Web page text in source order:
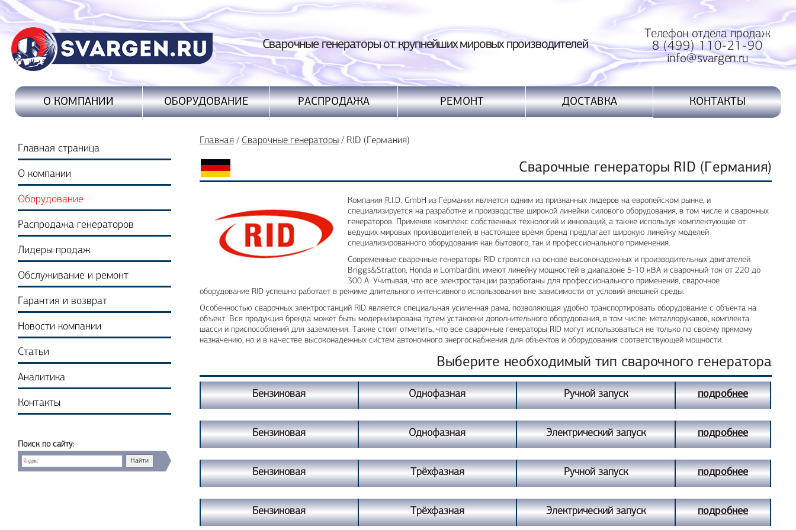
Сварочные генераторы от крупнейших мировых производителей
Телефон отдела продаж
8 (499) 110-21-90
info@svargen.ru
О КОМПАНИИ ОБОРУДОВАНИЕ РАСПРОДАЖА РЕМОНТ ДОСТАВКА КОНТАКТЫ
Главная страница
О компании
Оборудование
Распродажа генераторов
Лидеры продаж
Обслуживание и ремонт
Гарантия и возврат
Новости компании
Статьи
Аналитика
Контакты
Поиск по сайту:
Главная / Сварочные генераторы / RID (Германия)
Сварочные генераторы RID (Германия)
Компания R.I.D. GmbH из Германии является одним из признанных лидеров на европейском рынке, и
специализируется на разработке и производстве широкой линейки силового оборудования, в том числе и сварочных
генераторов. Применяя комплекс собственных технологий и инноваций, а также используя комплектующие от
ведущих мировых производителей, в настоящее время бренд предлагает широкую линейку моделей
специализированного оборудования как бытового, так и профессионального применения.
Современные сварочные генераторы RID строятся на основе высоконадежных и производительных двигателей
Briggs&Stratton, Honda и Lombardini, имеют линейку мощностей в диапазоне 5-10 кВА и сварочный ток от 220 до
300 А. Учитывая, что все электростанции разработаны для профессионального применения, сварочное
оборудование RID успешно работает в режиме длительного интенсивного использования вне зависимости от условий внешней среды.
Особенностью сварочных электростанций RID является специальная усиленная рама, позволяющая удобно транспортировать оборудование с объекта на
объект. Вся продукция бренда может быть модернизирована путем установки дополнительного оборудования, в том числе: металлорукавов, комплекта
шасси и приспособлений для заземления. Также стоит отметить, что все сварочные генераторы RID могут использоваться не только по своему прямому
назначению, но и в качестве высоконадежных систем автономного энергоснабжения для объектов и оборудования соответствующей мощности.
Выберите необходимый тип сварочного генератора
Бензиновая Однофазная Ручной запуск подробнее
Бензиновая Однофазная Электрический запуск подробнее
Бензиновая Трёхфазная Ручной запуск подробнее
Бензиновая Трёхфазная Электрический запуск подробнее